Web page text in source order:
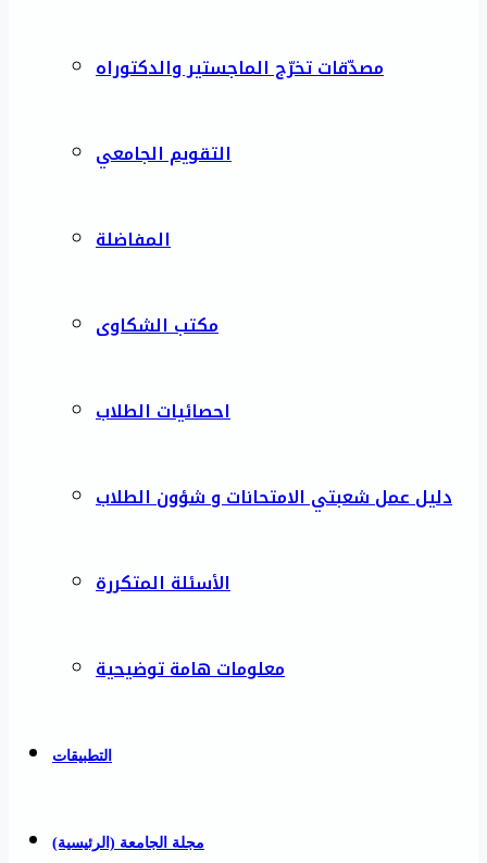
مصدّقات تخرّج الماجستير والدكتوراه
التقويم الجامعي
المفاضلة
مكتب الشكاوى
احصائيات الطلاب
دليل عمل شعبتي الامتحانات و شؤون الطلاب
الأسئلة المتكررة
معلومات هامة توضيحية
التطبيقات
مجلة الجامعة (الرئيسية)